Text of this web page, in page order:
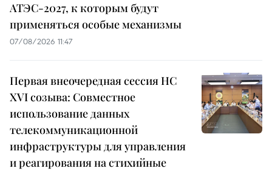
АТЭС-2027, к которым будут
применяться особые механизмы
07/08/2026 11:47
Первая внеочередная сессия НС
XVI созыва: Совместное
использование данных
телекоммуникационной
инфраструктуры для управления
и реагирования на стихийные